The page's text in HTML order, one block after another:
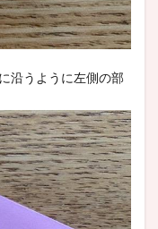
沿うように左側の部